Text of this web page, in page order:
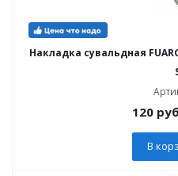
Накладка сувальдная
120
В